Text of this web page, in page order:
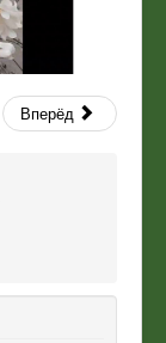
Вперёд